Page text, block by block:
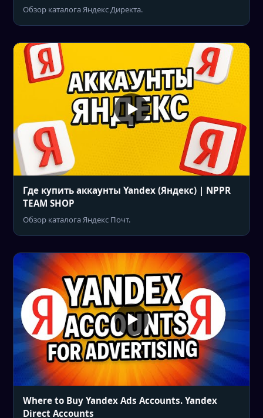
Обзор каталога Яндекс Директа.
Где купить аккаунты Yandex (Яндекс) | NPPR
TEAM SHOP
Обзор каталога Яндекс Почт.
Where to Buy Yandex Ads Accounts. Yandex
Direct Accounts